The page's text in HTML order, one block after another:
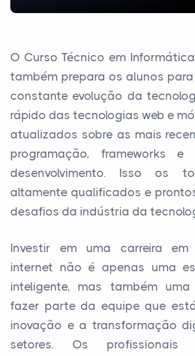
O Curso Técnico em
também prepara os alunos
constante evolução da
rápido das tecnologias web e
atualizados sobre as mais
programação, frameworks e
desenvolvimento. Isso os
altamente qualificados e
desafios da indústria da
Investir em uma carreira
internet não é apenas uma
inteligente, mas também
fazer parte da equipe que
inovação e a transformação
setores. Os profissionais